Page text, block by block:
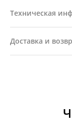
Техническая
Доставка и